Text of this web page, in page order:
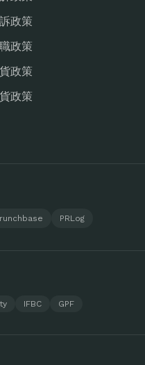
政策
政策
政策
政策
PRLog
IFBC GPF